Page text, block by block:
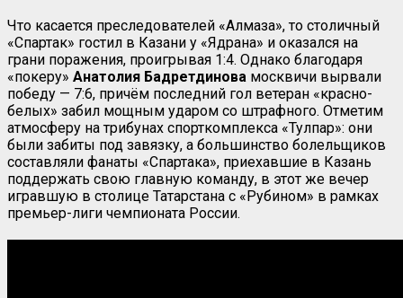
Что касается преследователей «Алмаза», то столичный
«Спартак» гостил в Казани у «Ядрана» и оказался на
грани поражения, проигрывая 1:4. Однако благодаря
«покеру» Анатолия Бадретдинова москвичи вырвали
победу — 7:6, причём последний гол ветеран «красно-
белых» забил мощным ударом со штрафного. Отметим
атмосферу на трибунах спорткомплекса «Тулпар»: они
были забиты под завязку, а большинство болельщиков
составляли фанаты «Спартака», приехавшие в Казань
поддержать свою главную команду, в этот же вечер
игравшую в столице Татарстана с «Рубином» в рамках
премьер-лиги чемпионата России.